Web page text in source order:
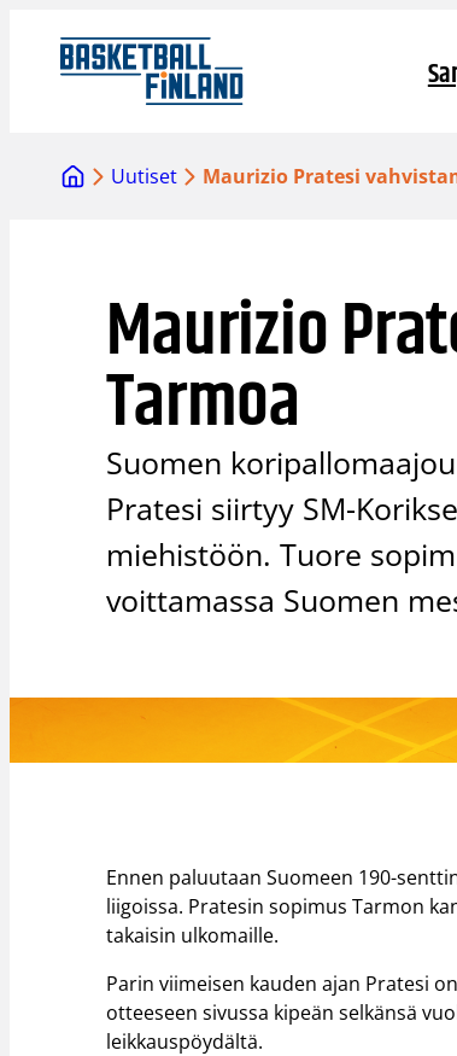
sisältöön
Uutiset Maurizio Pratesi
Maurizio
Tarmoa
Suomen
Pratesi siirtyy SM-
miehistöön. Tuore
voittamassa Suomen
Ennen paluutaan Suomeen 190-
liigoissa. Pratesin sopimus Tarmon
takaisin ulkomaille.
Parin viimeisen kauden ajan Pratesi
otteeseen sivussa kipeän selkänsä
leikkauspöydältä.